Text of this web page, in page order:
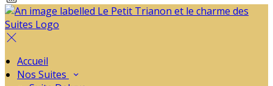
Accueil
Nos Suites